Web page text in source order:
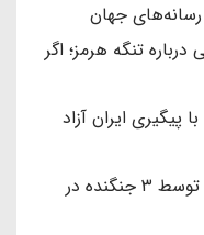
رسانه‌های جهان
تنگه هرمز؛ اگر
پیگیری ایران آزاد
اسکورت یک هواپیمای آمریکایی توسط ۳ جنگنده در